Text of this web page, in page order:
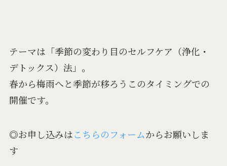
テーマは「季節の変わり目のセルフケア（浄化・
デトックス）法」。
春から梅雨へと季節が移ろうこのタイミングでの
開催です。
◎お申し込みはこちらのフォームからお願いしま
す